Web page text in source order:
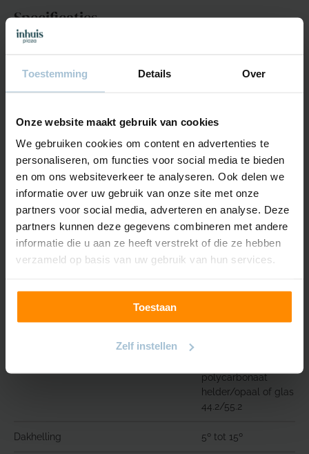
Toestemming Details Over
Onze website maakt gebruik van cookies
We gebruiken cookies om content en advertenties te
personaliseren, om functies voor social media te bieden
en om ons websiteverkeer te analyseren. Ook delen we
informatie over uw gebruik van onze site met onze
partners voor social media, adverteren en analyse. Deze
partners kunnen deze gegevens combineren met andere
informatie die u aan ze heeft verstrekt of die ze hebben
verzameld op basis van uw gebruik van hun services.
Toestaan
Zelf instellen
Specificaties
Minimale breedte
Maximale breedte 1400cm
Minimale uitval 200cm
van type materiaal)
Profiel
Aluminium profielen,
gepoedercoat,
ongeïsoleerd
Profielkleur
Uitvoering in ivoor,
polycarbonaat
helder/opaal of glas
44.2/55.2
Dakhelling 5º tot 15º